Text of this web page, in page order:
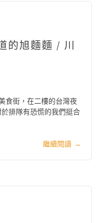
的旭麵麵 / 川
食街，在二樓的台灣夜
排隊有恐慌的我們挺合
繼續閱讀 →